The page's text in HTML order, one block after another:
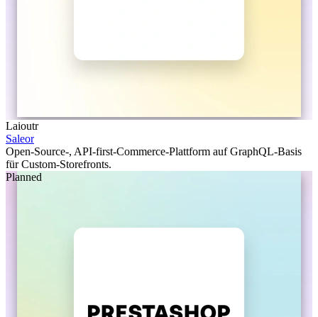
Laioutr
Saleor
Open-Source-, API-first-Commerce-Plattform auf GraphQL-Basis
für Custom-Storefronts.
Planned